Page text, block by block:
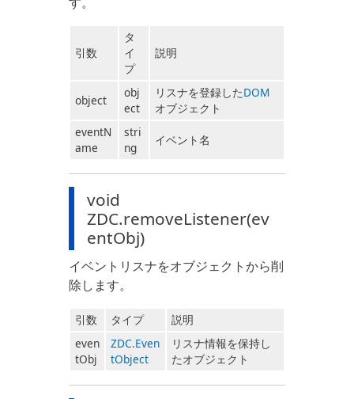
引数
タ
イ
プ
説明
object
obj
ect
リスナを登録したDOM
オブジェクト
eventN
ame
stri
ng
イベント名
void
ZDC.removeListener(ev
entObj)
イベントリスナをオブジェクトから削
除します。
引数 タイプ
説明
even
tObj
ZDC.Even
tObject
リスナ情報を保持し
たオブジェクト